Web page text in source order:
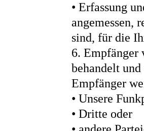
• Erfassung
angemessen,
sind, für die
6. Empfänger
behandelt
Empfänger
• Unsere
• Dritte oder